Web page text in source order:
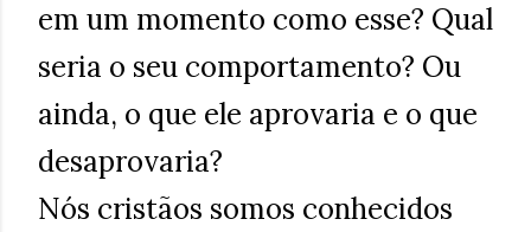
em um momento como esse? Qual
seria o seu comportamento? Ou
ainda, o que ele aprovaria e o que
desaprovaria?
Nós cristãos somos conhecidos